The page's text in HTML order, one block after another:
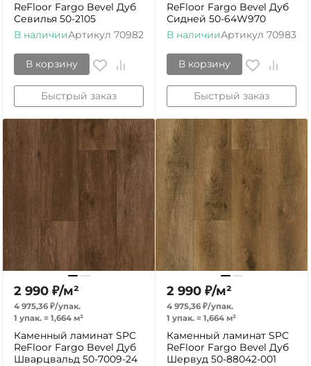
ReFloor Fargo Bevel Дуб
Севилья 50-2105
В наличииАртикул 70982
В корзину
Быстрый заказ
ReFloor Fargo Bevel Дуб
Сидней 50-64W970
В наличииАртикул 70983
В корзину
Быстрый заказ
2 990 ₽/м²
4 975,36 ₽/упак.
1 упак. = 1,664 м²
Каменный ламинат SPC
ReFloor Fargo Bevel Дуб
Шварцвальд 50-7009-24
2 990 ₽/м²
4 975,36 ₽/упак.
1 упак. = 1,664 м²
Каменный ламинат SPC
ReFloor Fargo Bevel Дуб
Шервуд 50-88042-001